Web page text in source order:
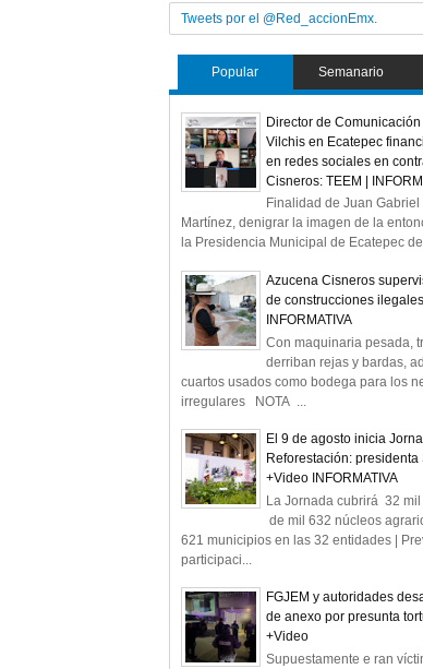
Tweets por el @Red_accionEmx.
Popular Semanario
Director de
Vilchis en Ecatepec
en redes sociales en
Cisneros: TEEM |
Finalidad de Juan
Martínez, denigrar la imagen de la
la Presidencia Municipal de Ecatepec
Azucena Cisneros
de construcciones
INFORMATIVA
Con maquinaria pesada,
derriban rejas y bardas,
cuartos usados como bodega para los
irregulares NOTA ...
El 9 de agosto inicia
Reforestación:
+Video INFORMATIVA
La Jornada cubrirá 32
de mil 632 núcleos
621 municipios en las 32 entidades |
participaci...
FGJEM y autoridades
de anexo por presunta
+Video
Supuestamente e ran